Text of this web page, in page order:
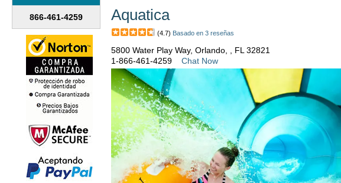
866-461-4259 Aquatica
(4.7) Basado en 3 reseñas
5800 Water Play Way, Orlando, , FL 32821
1-866-461-4259
Chat Now